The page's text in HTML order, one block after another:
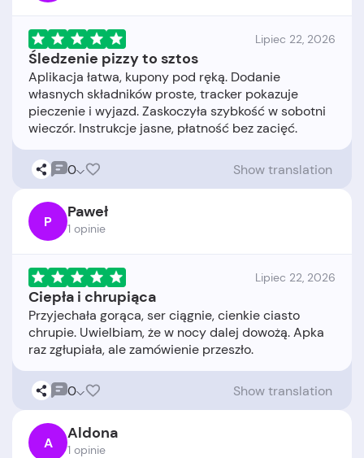
Lipiec 22, 2026
Śledzenie pizzy to sztos
Aplikacja łatwa, kupony pod ręką. Dodanie
własnych składników proste, tracker pokazuje
pieczenie i wyjazd. Zaskoczyła szybkość w sobotni
0 Show translation
P Paweł
1 opinie
Lipiec 22, 2026
Ciepła i chrupiąca
Przyjechała gorąca, ser ciągnie, cienkie ciasto
chrupie. Uwielbiam, że w nocy dalej dowożą. Apka
0 Show translation
A Aldona
1 opinie